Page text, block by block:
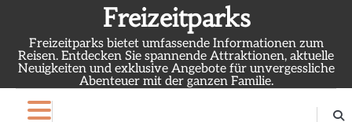
content
Freizeitparks
Freizeitparks bietet umfassende Informationen zum
Reisen. Entdecken Sie spannende Attraktionen, aktuelle
Neuigkeiten und exklusive Angebote für unvergessliche
Abenteuer mit der ganzen Familie.